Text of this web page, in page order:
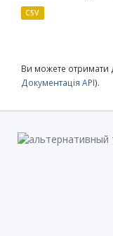
CSV
Ви можете отримати
Документація API).